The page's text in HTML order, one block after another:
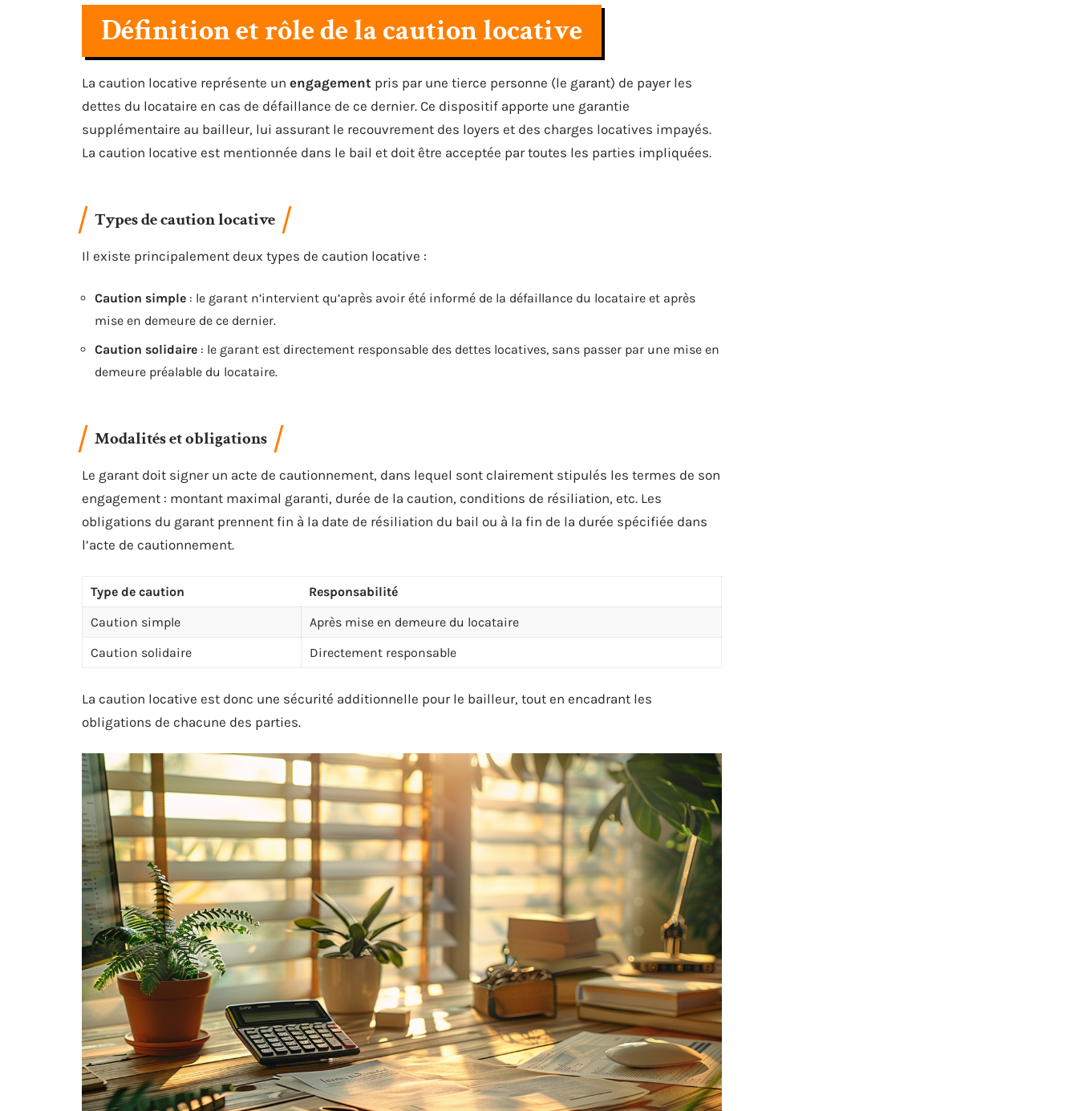
Définition et rôle de la caution locative
La caution locative représente un engagement pris par une tierce personne (le garant) de payer les
dettes du locataire en cas de défaillance de ce dernier. Ce dispositif apporte une garantie
supplémentaire au bailleur, lui assurant le recouvrement des loyers et des charges locatives impayés.
La caution locative est mentionnée dans le bail et doit être acceptée par toutes les parties impliquées.
Types de caution locative
Il existe principalement deux types de caution locative :
Caution simple : le garant n’intervient qu’après avoir été informé de la défaillance du locataire et après
mise en demeure de ce dernier.
Caution solidaire : le garant est directement responsable des dettes locatives, sans passer par une mise en
demeure préalable du locataire.
Modalités et obligations
Le garant doit signer un acte de cautionnement, dans lequel sont clairement stipulés les termes de son
engagement : montant maximal garanti, durée de la caution, conditions de résiliation, etc. Les
obligations du garant prennent fin à la date de résiliation du bail ou à la fin de la durée spécifiée dans
l’acte de cautionnement.
Type de caution
Responsabilité
Caution simple
Après mise en demeure du locataire
Caution solidaire
Directement responsable
La caution locative est donc une sécurité additionnelle pour le bailleur, tout en encadrant les
obligations de chacune des parties.